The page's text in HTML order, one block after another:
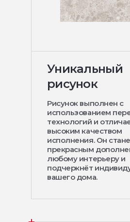
Уникальный
рисунок
Рисунок выполнен с
использованием
технологий и
высоким качеством
исполнения. Он
прекрасным
любому интерьеру и
подчеркнёт
вашего дома.